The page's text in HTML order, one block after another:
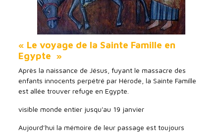
« Le voyage de la Sainte Famille en
Egypte »
Après la naissance de Jésus, fuyant le massacre des
enfants innocents perpétré par Hérode, la Sainte Famille
est allée trouver refuge en Egypte.
visible monde entier jusqu'au 19 janvier
Aujourd’hui la mémoire de leur passage est toujours